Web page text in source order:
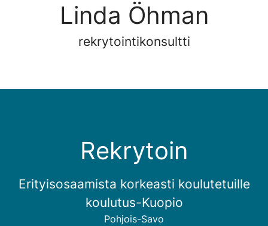
Linda Öhman
rekrytointikonsultti
Rekrytoin
Erityisosaamista korkeasti koulutetuille
koulutus-Kuopio
Pohjois-Savo